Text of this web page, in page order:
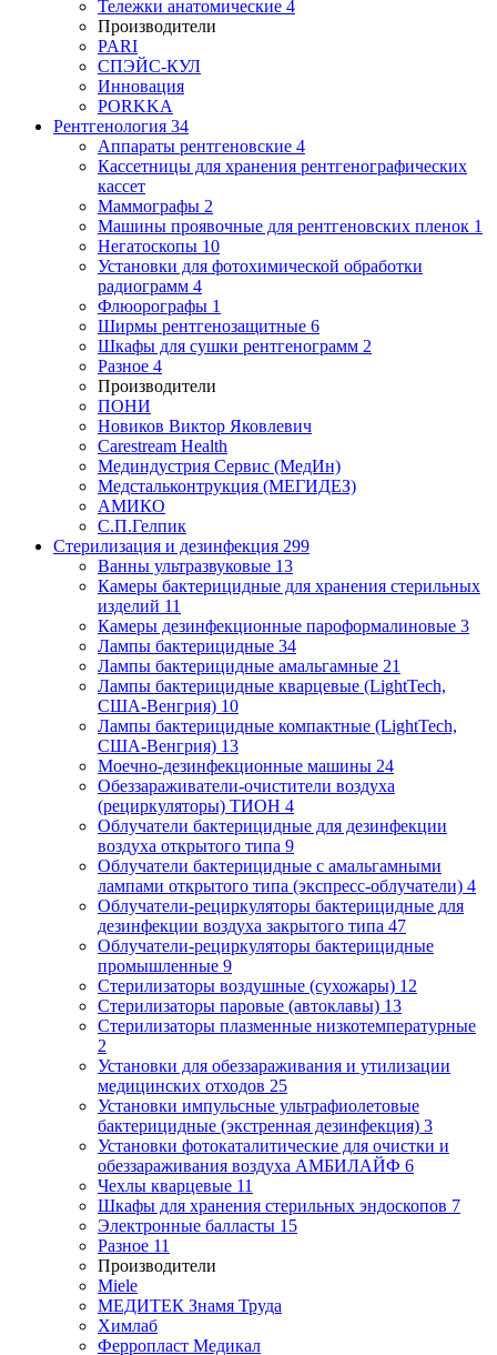
Тележки анатомические 4
Производители
PARI
СПЭЙС-КУЛ
Инновация
PORKKA
Рентгенология 34
Аппараты рентгеновские 4
Кассетницы для хранения рентгенографических
кассет
Маммографы 2
Машины проявочные для рентгеновских пленок 1
Негатоскопы 10
Установки для фотохимической обработки
радиограмм 4
Флюорографы 1
Ширмы рентгенозащитные 6
Шкафы для сушки рентгенограмм 2
Разное 4
Производители
ПОНИ
Новиков Виктор Яковлевич
Carestream Health
Мединдустрия Сервис (МедИн)
Медстальконтрукция (МЕГИДЕЗ)
АМИКО
С.П.Гелпик
Стерилизация и дезинфекция 299
Ванны ультразвуковые 13
Камеры бактерицидные для хранения стерильных
изделий 11
Камеры дезинфекционные пароформалиновые 3
Лампы бактерицидные 34
Лампы бактерицидные амальгамные 21
Лампы бактерицидные кварцевые (LightTech,
США-Венгрия) 10
Лампы бактерицидные компактные (LightTech,
США-Венгрия) 13
Моечно-дезинфекционные машины 24
Обеззараживатели-очистители воздуха
(рециркуляторы) ТИОН 4
Облучатели бактерицидные для дезинфекции
воздуха открытого типа 9
Облучатели бактерицидные с амальгамными
лампами открытого типа (экспресс-облучатели) 4
Облучатели-рециркуляторы бактерицидные для
дезинфекции воздуха закрытого типа 47
Облучатели-рециркуляторы бактерицидные
промышленные 9
Стерилизаторы воздушные (сухожары) 12
Стерилизаторы паровые (автоклавы) 13
Стерилизаторы плазменные низкотемпературные
2
Установки для обеззараживания и утилизации
медицинских отходов 25
Установки импульсные ультрафиолетовые
бактерицидные (экстренная дезинфекция) 3
Установки фотокаталитические для очистки и
обеззараживания воздуха АМБИЛАЙФ 6
Чехлы кварцевые 11
Шкафы для хранения стерильных эндоскопов 7
Электронные балласты 15
Разное 11
Производители
Miele
МЕДИТЕК Знамя Труда
Химлаб
Ферропласт Медикал